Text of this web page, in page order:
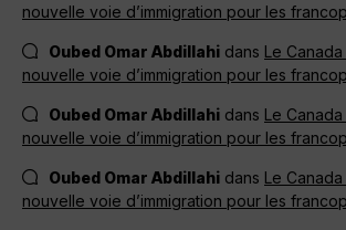
nouvelle voie d’immigration pour les
Oubed Omar Abdillahi dans Le
nouvelle voie d’immigration pour les
Oubed Omar Abdillahi dans Le
nouvelle voie d’immigration pour les
Oubed Omar Abdillahi dans Le
nouvelle voie d’immigration pour les